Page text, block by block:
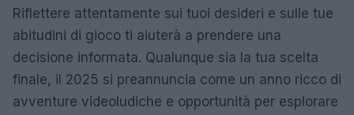
Riflettere attentamente sui tuoi desideri e sulle tue
abitudini di gioco ti aiuterà a prendere una
decisione informata. Qualunque sia la tua scelta
finale, il 2025 si preannuncia come un anno ricco di
avventure videoludiche e opportunità per esplorare